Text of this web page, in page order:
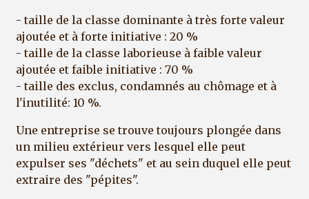
- taille de la classe dominante à très forte valeur
ajoutée et à forte initiative : 20 %
- taille de la classe laborieuse à faible valeur
ajoutée et faible initiative : 70 %
- taille des exclus, condamnés au chômage et à
l'inutilité: 10 %.
Une entreprise se trouve toujours plongée dans
un milieu extérieur vers lesquel elle peut
expulser ses "déchets" et au sein duquel elle peut
extraire des "pépites".